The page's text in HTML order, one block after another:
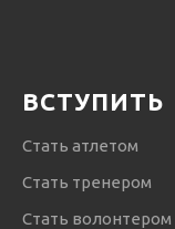
ВСТУПИТЬ
Стать атлетом
Стать тренером
Стать волонтером